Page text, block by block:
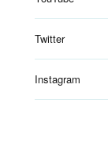
Twitter
Instagram